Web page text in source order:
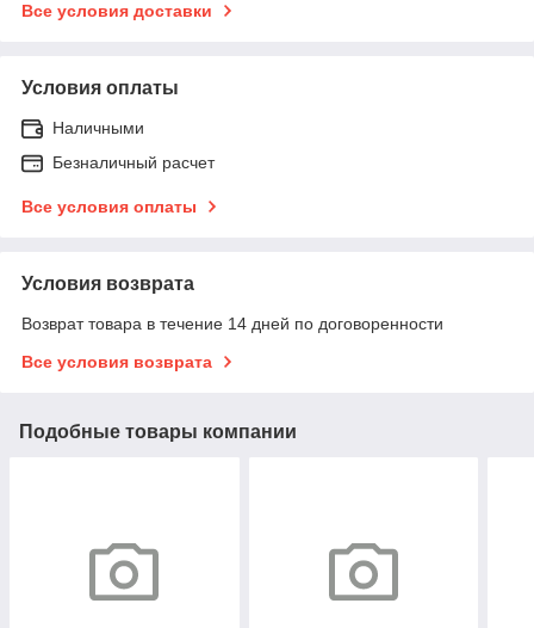
Все условия доставки
Условия оплаты
Наличными
Безналичный расчет
Все условия оплаты
Условия возврата
Возврат товара в течение 14 дней по договоренности
Все условия возврата
Подобные товары компании